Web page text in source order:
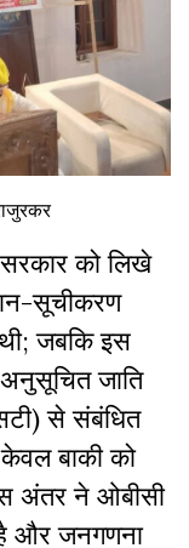
को लिखे
सूचीकरण
जबकि इस
जाति
से संबंधित
बाकी को
अंतर ने ओबीसी
और जनगणना